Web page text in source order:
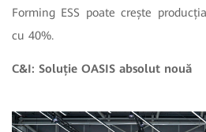
Forming ESS poate crește
cu 40%.
C&I: Soluție OASIS absolut nouă